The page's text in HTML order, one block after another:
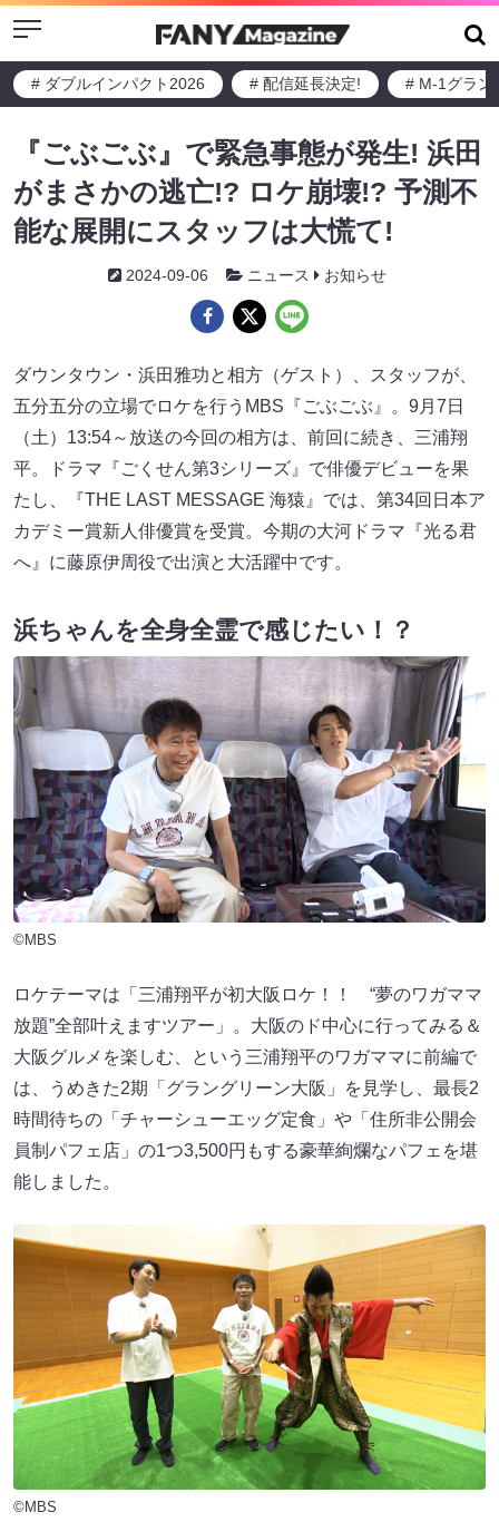
Menu
# ダブルインパクト2026 # 配信延長決定! # M-1グラン
『ごぶごぶ』で緊急事態が発生! 浜田
がまさかの逃亡!? ロケ崩壊!? 予測不
能な展開にスタッフは大慌て!
2024-09-06 ニュース お知らせ
ダウンタウン・浜田雅功と相方（ゲスト）、スタッフが、
五分五分の立場でロケを行うMBS『ごぶごぶ』。9月7日
（土）13:54～放送の今回の相方は、前回に続き、三浦翔
平。ドラマ『ごくせん第3シリーズ』で俳優デビューを果
たし、『THE LAST MESSAGE 海猿』では、第34回日本ア
カデミー賞新人俳優賞を受賞。今期の大河ドラマ『光る君
へ』に藤原伊周役で出演と大活躍中です。
浜ちゃんを全身全霊で感じたい！？
©MBS
ロケテーマは「三浦翔平が初大阪ロケ！！ “夢のワガママ
放題”全部叶えますツアー」。大阪のド中心に行ってみる＆
大阪グルメを楽しむ、という三浦翔平のワガママに前編で
は、うめきた2期「グラングリーン大阪」を見学し、最長2
時間待ちの「チャーシューエッグ定食」や「住所非公開会
員制パフェ店」の1つ3,500円もする豪華絢爛なパフェを堪
能しました。
©MBS